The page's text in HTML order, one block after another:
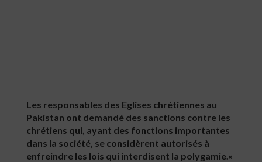
Les responsables des Eglises chrétiennes au
Pakistan ont demandé des sanctions contre les
chrétiens qui, ayant des fonctions importantes
dans la société, se considèrent autorisés à
enfreindre les lois qui interdisent la polygamie.«